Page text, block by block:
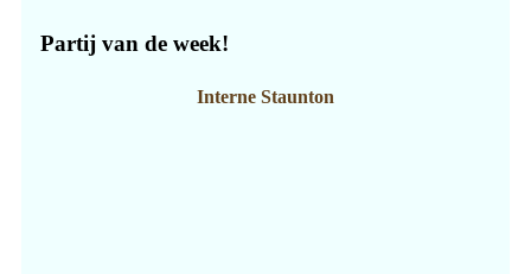
Partij van de week!
Interne Staunton